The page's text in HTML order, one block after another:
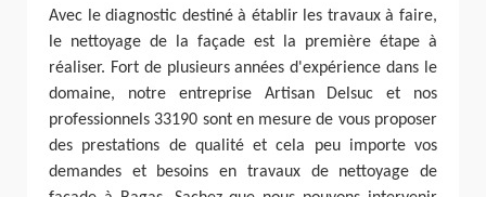
Avec le diagnostic destiné à établir les travaux à faire,
le nettoyage de la façade est la première étape à
réaliser. Fort de plusieurs années d'expérience dans le
domaine, notre entreprise Artisan Delsuc et nos
professionnels 33190 sont en mesure de vous proposer
des prestations de qualité et cela peu importe vos
demandes et besoins en travaux de nettoyage de